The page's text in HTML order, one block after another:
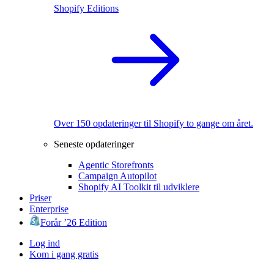
Shopify Editions
Over 150 opdateringer til Shopify to gange om året.
Seneste opdateringer
Agentic Storefronts
Campaign Autopilot
Shopify AI Toolkit til udviklere
Priser
Enterprise
Forår ’26 Edition
Log ind
Kom i gang gratis